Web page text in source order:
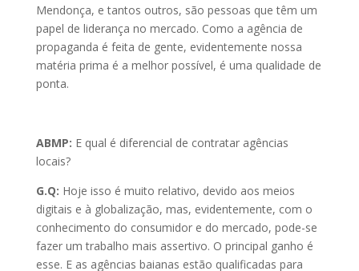
Mendonça, e tantos outros, são pessoas que têm um
papel de liderança no mercado. Como a agência de
propaganda é feita de gente, evidentemente nossa
matéria prima é a melhor possível, é uma qualidade de
ponta.
ABMP: E qual é diferencial de contratar agências
locais?
G.Q: Hoje isso é muito relativo, devido aos meios
digitais e à globalização, mas, evidentemente, com o
conhecimento do consumidor e do mercado, pode-se
fazer um trabalho mais assertivo. O principal ganho é
esse. E as agências baianas estão qualificadas para